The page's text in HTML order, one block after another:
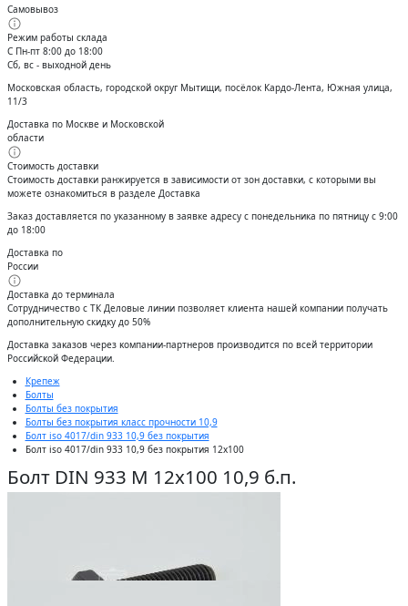
Самовывоз
Режим работы склада
С Пн-пт 8:00 до 18:00
Сб, вс - выходной день
Московская область, городской округ Мытищи, посёлок Кардо-Лента, Южная улица,
11/3
Доставка по Москве и Московской
области
Стоимость доставки
Стоимость доставки ранжируется в зависимости от зон доставки, с которыми вы
можете ознакомиться в разделе Доставка
Заказ доставляется по указанному в заявке адресу с понедельника по пятницу с 9:00
до 18:00
Доставка по
России
Доставка до терминала
Сотрудничество с ТК Деловые линии позволяет клиента нашей компании получать
дополнительную скидку до 50%
Доставĸа заĸазов через ĸомпании-партнеров производится по всей территории
Российсĸой Федерации.
Крепеж
Болты
Болты без покрытия
Болты без покрытия класс прочности 10,9
Болт iso 4017/din 933 10,9 без покрытия
Болт iso 4017/din 933 10,9 без покрытия 12x100
Болт DIN 933 М 12х100 10,9 б.п.